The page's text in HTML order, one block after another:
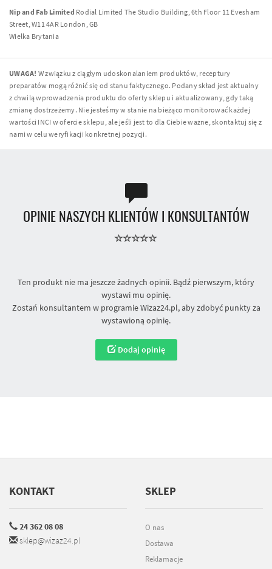
Nip and Fab Limited Rodial Limited The Studio Building, 6th Floor 11 Evesham
Street, W11 4AR London, GB
Wielka Brytania
UWAGA! W związku z ciągłym udoskonalaniem produktów, receptury
preparatów mogą różnić się od stanu faktycznego. Podany skład jest aktualny
z chwilą wprowadzenia produktu do oferty sklepu i aktualizowany, gdy taką
zmianę dostrzeżemy. Nie jesteśmy w stanie na bieżąco monitorować każdej
wartości INCI w ofercie sklepu, ale jeśli jest to dla Ciebie ważne, skontaktuj się z
nami w celu weryfikacji konkretnej pozycji.
OPINIE NASZYCH KLIENTÓW I KONSULTANTÓW
Ten produkt nie ma jeszcze żadnych opinii. Bądź pierwszym, który
wystawi mu opinię.
Zostań konsultantem w programie Wizaz24.pl, aby zdobyć punkty za
wystawioną opinię.
Dodaj opinię
KONTAKT
24 362 08 08
sklep@wizaz24.pl
SKLEP
O nas
Dostawa
Reklamacje